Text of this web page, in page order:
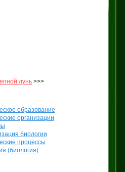
лунь >>>
образование
организации
биологии
процессы
(биология)